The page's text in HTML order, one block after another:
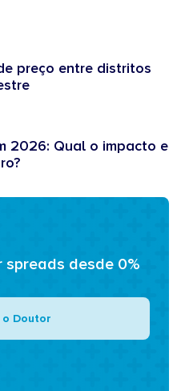
preço entre distritos
2026: Qual o impacto e
desde 0%
Doutor